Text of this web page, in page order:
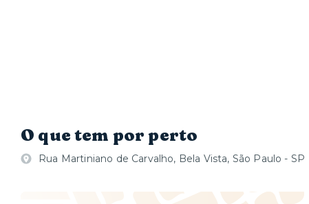
O que tem por perto
Rua Martiniano de Carvalho, Bela Vista, São Paulo - SP